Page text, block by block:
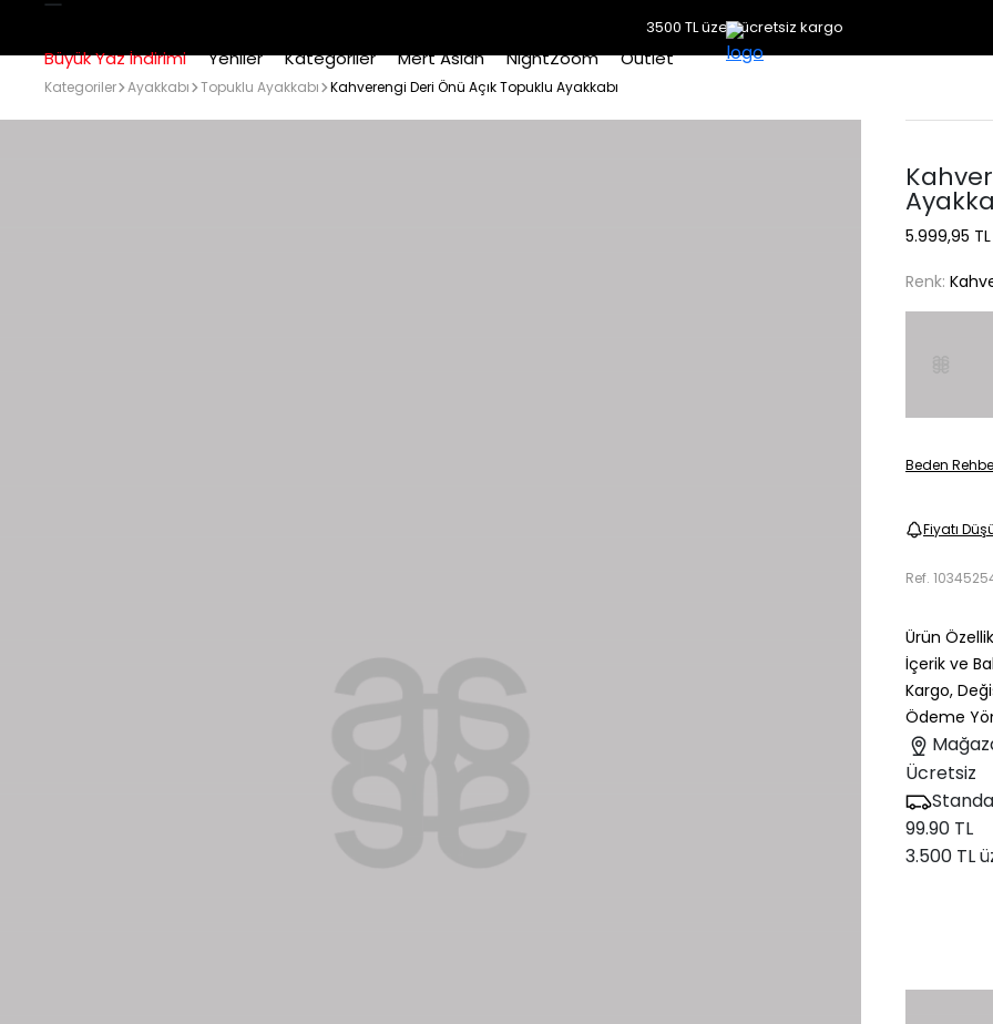
3500 TL üzeri ücretsiz kargo
Büyük Yaz İndirimi Yeniler Kategoriler Mert Aslan NightZoom Outlet
Kategoriler Ayakkabı Topuklu Ayakkabı Kahverengi Deri Önü Açık Topuklu Ayakkabı
5.999,95 TL
Renk:
Beden
Fiyatı
Ref.
Ürün
İçerik ve
Kargo,
Ödeme
Ücretsiz
99.90 TL
3.500 TL